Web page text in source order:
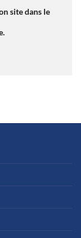
site dans le